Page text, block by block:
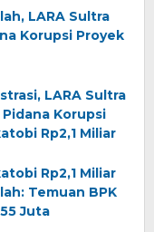
LARA Sultra
Korupsi Proyek
LARA Sultra
Korupsi
Rp2,1 Miliar
Rp2,1 Miliar
Temuan BPK
Juta